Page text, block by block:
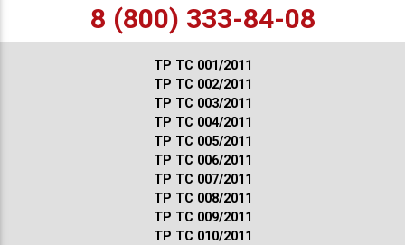
8 (800) 333-84-08
ТР ТС 001/2011
ТР ТС 002/2011
ТР ТС 003/2011
ТР ТС 004/2011
ТР ТС 005/2011
ТР ТС 006/2011
ТР ТС 007/2011
ТР ТС 008/2011
ТР ТС 009/2011
ТР ТС 010/2011